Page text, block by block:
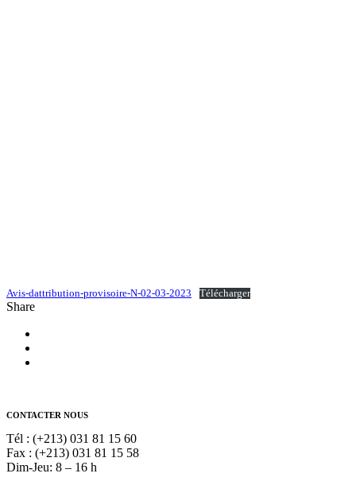
Avis-dattribution-provisoire-N-02-03-2023 Télécharger
Share
CONTACTER NOUS
Tél : (+213) 031 81 15 60
Fax : (+213) 031 81 15 58
Dim-Jeu: 8 – 16 h